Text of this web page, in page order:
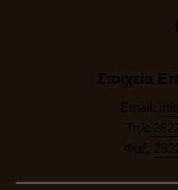
Στοιχεία
Email:
Τηλ:
Φαξ: